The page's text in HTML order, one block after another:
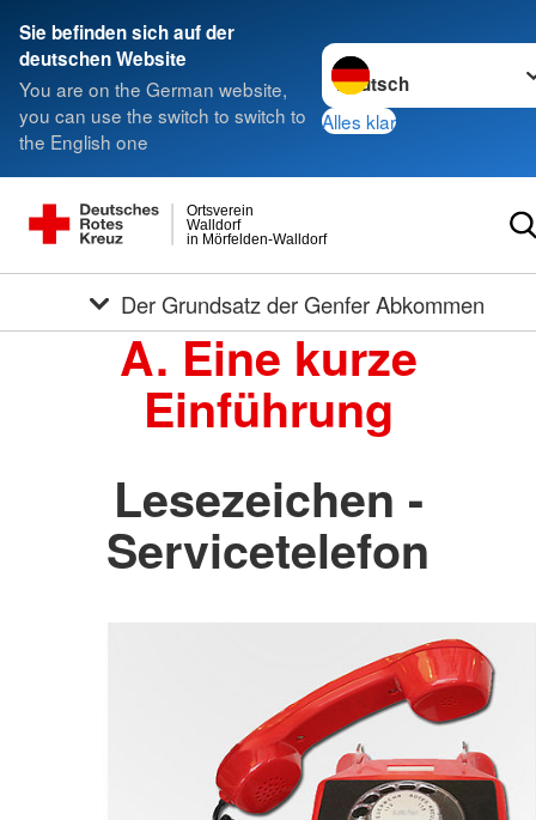
Sie befinden sich auf der
deutschen Website
You are on the German website,
you can use the switch to switch to
the English one
Sprache wechseln zu
Alles klar
in Mörfelden-Walldorf
Walldorf
Ortsverein
Der Grundsatz der Genfer Abkommen
A. Eine kurze
Einführung
Lesezeichen -
Servicetelefon